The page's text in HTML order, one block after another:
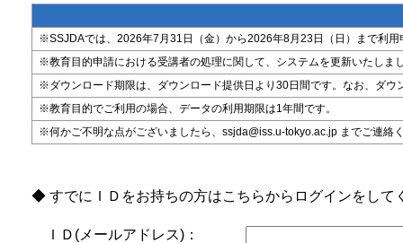
※SSJDAでは、2026年7月31日（金）から2026年8月23日（日）まで利
※教育目的申請における受講者の処理に関して、システムを更新いたしま
※ダウンロード期限は、ダウンロード提供日より30日間です。なお、ダ
※教育目的でご利用の場合、データの利用期限は1年間です。
※何かご不明な点がございましたら、ssjda@iss.u-tokyo.ac.jp までご連絡
◆ すでにＩＤをお持ちの方はこちらからログインをして
ＩＤ(メールアドレス)：